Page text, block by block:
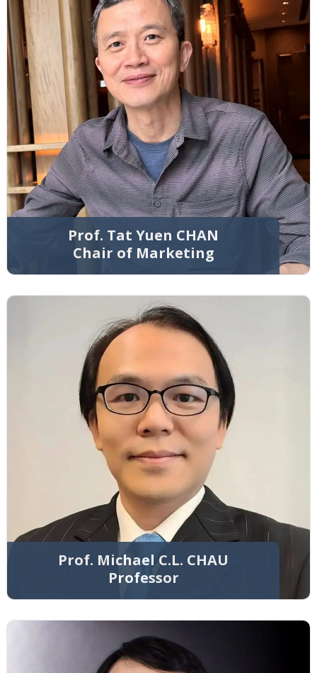
Prof. Tat Yuen CHAN
Chair of Marketing
Prof. Michael C.L. CHAU
Professor